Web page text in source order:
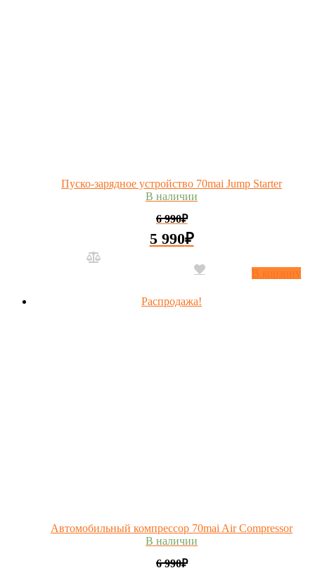
Пуско-зарядное устройство 70mai Jump Starter
В наличии
6 990₽
5 990₽
Распродажа!
Автомобильный компрессор 70mai Air Compressor
В наличии
6 990₽